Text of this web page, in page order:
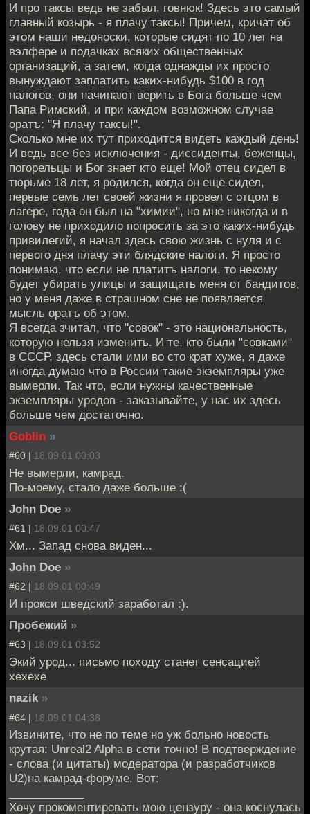
И про таксы ведь не забыл, говнюк! Здесь это самый
главный козырь - я плачу таксы! Причем, кричат об
этом наши недоноски, которые сидят по 10 лет на
вэлфере и подачках всяких общественных
организаций, а затем, когда однажды их просто
вынуждают заплатить каких-нибудь $100 в год
налогов, они начинают верить в Бога больше чем
Папа Римский, и при каждом возможном случае
оратъ: "Я плачу таксы!".
Сколько мне их тут приходится видеть каждый день!
И ведь все без исключения - диссиденты, беженцы,
погорельцы и Бог знает кто еще! Мой отец сидел в
тюрьме 18 лет, я родился, когда он еще сидел,
первые семь лет своей жизни я провел с отцом в
лагере, года он был на "химии", но мне никогда и в
голову не приходило попросить за это каких-нибудь
привилегий, я начал здесь свою жизнь с нуля и с
первого дня плачу эти блядские налоги. Я просто
понимаю, что если не платитъ налоги, то некому
будет убирать улицы и защищать меня от бандитов,
но у меня даже в страшном сне не появляется
мысль оратъ об этом.
Я всегда зчитал, что "совок" - это национальность,
которую нельзя изменить. И те, кто были "совками"
в СССР, здесь стали ими во сто крат хуже, я даже
иногда думаю что в России такие экземпляры уже
вымерли. Так что, если нужны качественные
экземпляры уродов - заказывайте, у нас их здесь
больше чем достаточно.
Goblin »
#60 | 18.09.01 00:03
Не вымерли, камрад.
По-моему, стало даже больше :(
John Doe »
#61 | 18.09.01 00:47
Хм... Запад снова виден...
John Doe »
#62 | 18.09.01 00:49
И прокси шведский заработал :).
Пробежий »
#63 | 18.09.01 03:52
Экий урод... письмо походу станет сенсацией
хехехе
nazik »
#64 | 18.09.01 04:38
Извините, что не по теме но уж больно новость
крутая: Unreal2 Alpha в сети точно! В подтверждение
- слова (и цитаты) модератора (и разработчиков
U2)на камрад-форуме. Вот:
Хочу прокоментировать мою цензуру - она коснулась